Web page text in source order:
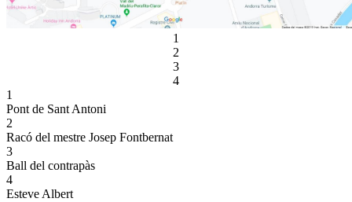
1
2
3
4
1
Pont de Sant Antoni
2
Racó del mestre Josep Fontbernat
3
Ball del contrapàs
4
Esteve Albert